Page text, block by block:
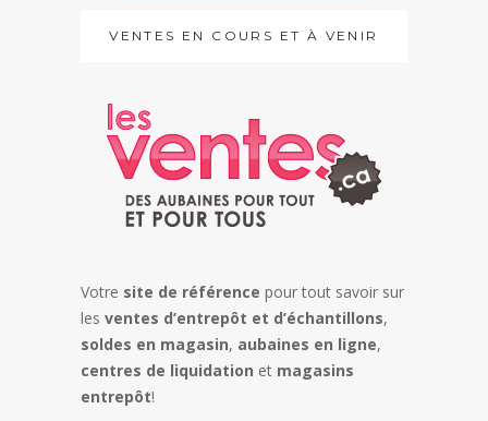
VENTES EN COURS ET À VENIR
Votre site de référence pour tout savoir sur
les ventes d’entrepôt et d’échantillons,
soldes en magasin, aubaines en ligne,
centres de liquidation et magasins
entrepôt!